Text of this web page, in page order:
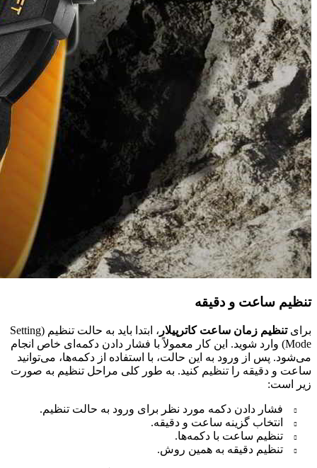
تنظیم ساعت و دقیقه
برایتنظیم زمان ساعت کاترپیلار
، ابتدا باید به حالت تنظیم (Setting
Mode) وارد شوید. این کار معمولاً با فشار دادن دکمه‌ای خاص انجام
می‌شود. پس از ورود به این حالت، با استفاده از دکمه‌ها، می‌توانید
ساعت و دقیقه را تنظیم کنید. به طور کلی مراحل تنظیم به صورت
زیر است:
فشار دادن دکمه مورد نظر برای ورود به حالت تنظیم.
انتخاب گزینه ساعت و دقیقه.
تنظیم ساعت با دکمه‌ها.
تنظیم دقیقه به همین روش.